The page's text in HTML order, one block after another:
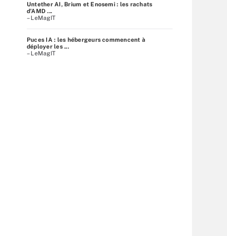
Untether AI, Brium et Enosemi : les rachats
d’AMD ...
– LeMagIT
Puces IA : les hébergeurs commencent à
déployer les ...
– LeMagIT